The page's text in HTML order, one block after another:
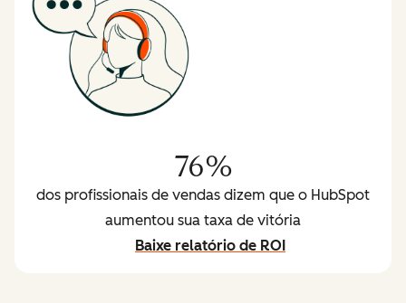
76%
dos profissionais de vendas dizem que o HubSpot
aumentou sua taxa de vitória
Baixe relatório de ROI